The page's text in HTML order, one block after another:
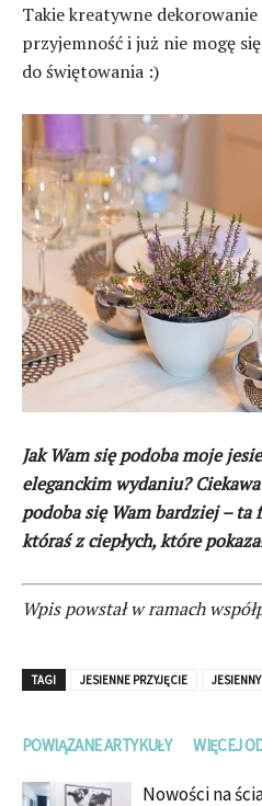
Takie kreatywne
przyjemność i już nie mogę
do świętowania :)
Jak Wam się podoba moje
eleganckim wydaniu?
podoba się Wam bardziej – ta
któraś z ciepłych, które
Wpis powstał w ramach
TAGI JESIENNE PRZYJĘCIE
POWIĄZANE ARTYKUŁY WIĘCEJ
Nowości na